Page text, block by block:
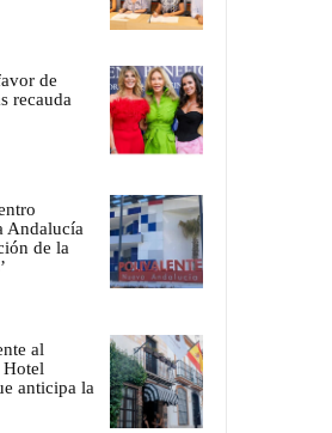
de
recauda
Andalucía
de la
al
anticipa la